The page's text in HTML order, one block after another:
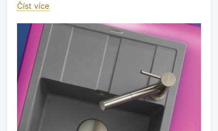
Číst více